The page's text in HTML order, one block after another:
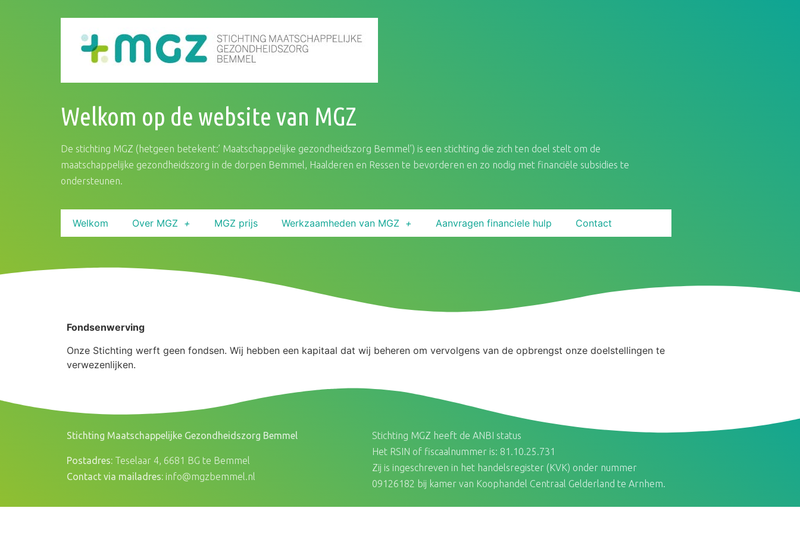
Welkom op de website van MGZ
De stichting MGZ (hetgeen betekent:’ Maatschappelijke gezondheidszorg Bemmel’) is een stichting die zich ten doel stelt om de
maatschappelijke gezondheidszorg in de dorpen Bemmel, Haalderen en Ressen te bevorderen en zo nodig met financiële subsidies te
ondersteunen.
Welkom Over MGZ MGZ prijs Werkzaamheden van MGZ Aanvragen financiele hulp Contact
Fondsenwerving
Onze Stichting werft geen fondsen. Wij hebben een kapitaal dat wij beheren om vervolgens van de opbrengst onze doelstellingen te
verwezenlijken.
Stichting Maatschappelijke Gezondheidszorg Bemmel
Postadres: Teselaar 4, 6681 BG te Bemmel
Contact via mailadres: info@mgzbemmel.nl
Stichting MGZ heeft de ANBI status
Het RSIN of fiscaalnummer is: 81.10.25.731
Zij is ingeschreven in het handelsregister (KVK) onder nummer
09126182 bij kamer van Koophandel Centraal Gelderland te Arnhem.